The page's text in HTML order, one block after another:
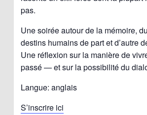
pas.
Une soirée autour de la mémoire,
destins humains de part et d’autre
Une réflexion sur la manière de
passé — et sur la possibilité du
Langue: anglais
S’inscrire ici